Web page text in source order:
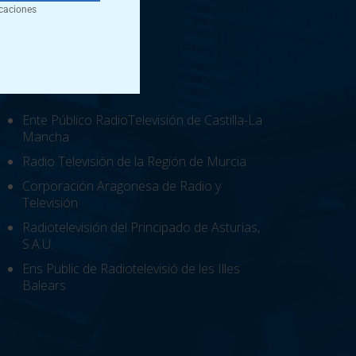
Ente Público RadioTelevisión de Castilla-La
Mancha
Radio Televisión de la Región de Murcia
Corporación Aragonesa de Radio y
Televisión
Radiotelevisión del Principado de Asturias,
S.A.U.
Ens Public de Radiotelevisió de les Illes
Balears